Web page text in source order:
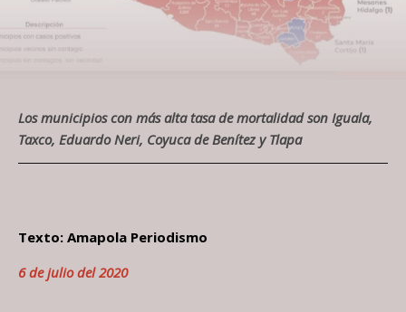
Los municipios con más alta tasa de mortalidad son Iguala,
Taxco, Eduardo Neri, Coyuca de Benítez y Tlapa
Texto: Amapola Periodismo
6 de julio del 2020